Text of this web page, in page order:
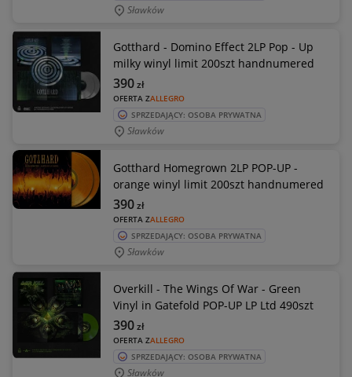
Sławków
Gotthard - Domino Effect 2LP Pop - Up
milky winyl limit 200szt handnumered
OFERTA ZALLEGRO
390zł
SPRZEDAJĄCY: OSOBA PRYWATNA
Sławków
Gotthard Homegrown 2LP POP-UP -
orange winyl limit 200szt handnumered
OFERTA ZALLEGRO
390zł
SPRZEDAJĄCY: OSOBA PRYWATNA
Sławków
Overkill - The Wings Of War - Green
Vinyl in Gatefold POP-UP LP Ltd 490szt
OFERTA ZALLEGRO
390zł
SPRZEDAJĄCY: OSOBA PRYWATNA
Sławków